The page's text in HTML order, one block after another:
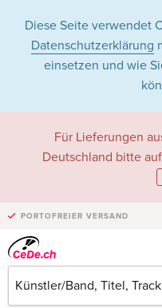
Diese Seite verwendet
Datenschutzerklärung
einsetzen und wie
Für Lieferungen
Deutschland bitte auf
PORTOFREIER VERSAND